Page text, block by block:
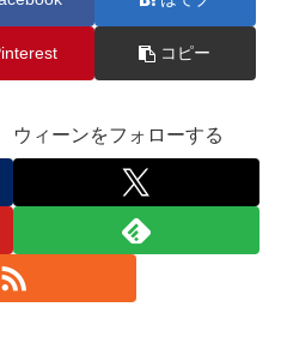
コピー
ィーンをフォローする